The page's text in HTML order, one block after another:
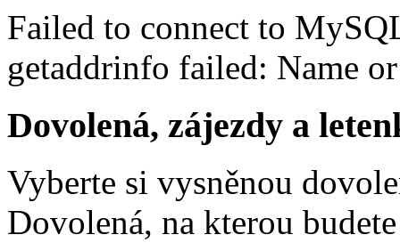
Failed to connect to
getaddrinfo failed: Name
Dovolená, zájezdy a
Vyberte si vysněnou
Dovolená, na kterou